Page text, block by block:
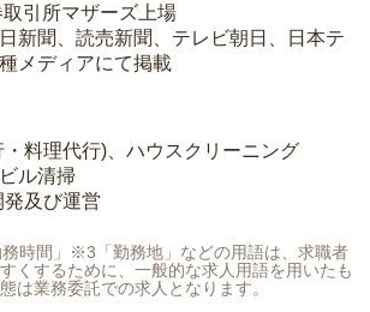
引所マザーズ上場
新聞、読売新聞、テレビ朝日、日本テ
メディアにて掲載
料理代行)、ハウスクリーニング
ル清掃
及び運営
時間」※3「勤務地」などの用語は、求職者
くするために、一般的な求人用語を用いたも
は業務委託での求人となります。